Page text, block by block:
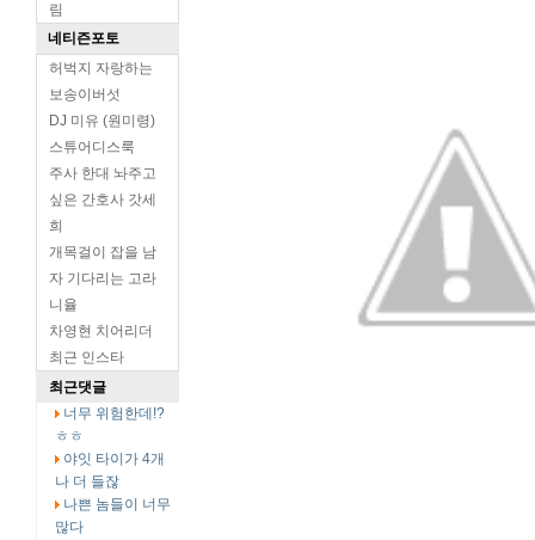
림
네티즌포토
허벅지 자랑하는
보송이버섯
DJ 미유 (원미령)
스튜어디스룩
주사 한대 놔주고
싶은 간호사 갓세
희
개목걸이 잡을 남
자 기다리는 고라
니율
차영현 치어리더
최근 인스타
최근댓글
너무 위험한데!?
ㅎㅎ
야잇 타이가 4개
나 더 들잖
나쁜 놈들이 너무
많다